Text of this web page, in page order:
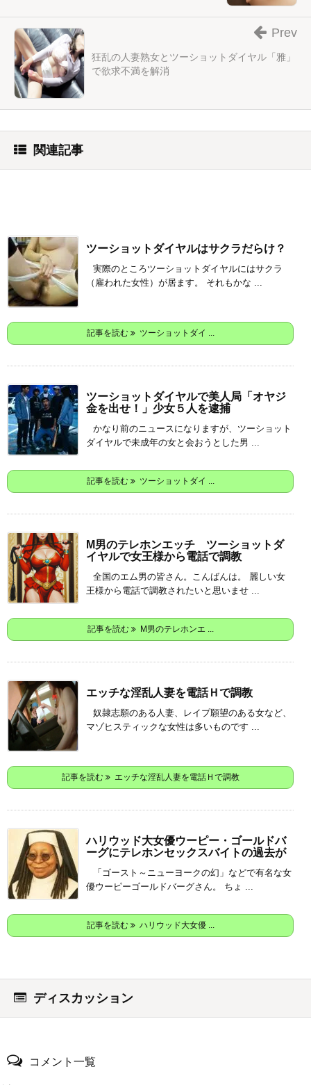
狂乱の人妻熟女とツーショットダイヤル「雅」
で欲求不満を解消
Prev
関連記事
ツーショットダイヤルはサクラだらけ？
実際のところツーショットダイヤルにはサクラ
（雇われた女性）が居ます。 それもかな ...
記事を読む ツーショットダイ ...
ツーショットダイヤルで美人局「オヤジ
金を出せ！」少女５人を逮捕
かなり前のニュースになりますが、ツーショット
ダイヤルで未成年の女と会おうとした男 ...
記事を読む ツーショットダイ ...
M男のテレホンエッチ ツーショットダ
イヤルで女王様から電話で調教
全国のエム男の皆さん。こんばんは。 麗しい女
王様から電話で調教されたいと思いませ ...
記事を読む M男のテレホンエ ...
エッチな淫乱人妻を電話Ｈで調教
奴隷志願のある人妻、レイプ願望のある女など、
マゾヒスティックな女性は多いものです ...
記事を読む エッチな淫乱人妻を電話Ｈで調教
ハリウッド大女優ウーピー・ゴールドバ
ーグにテレホンセックスバイトの過去が
「ゴースト～ニューヨークの幻」などで有名な女
優ウーピーゴールドバーグさん。 ちょ ...
記事を読む ハリウッド大女優 ...
ディスカッション
コメント一覧